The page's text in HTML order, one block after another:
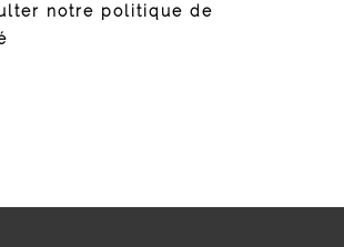
notre politique de